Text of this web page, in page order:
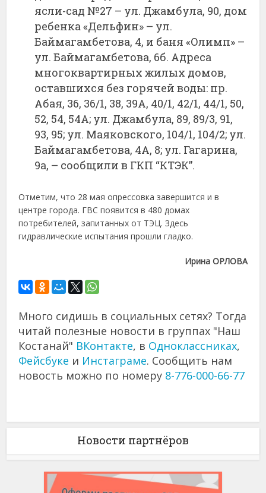
ясли-сад №27 – ул. Джамбула, 90, дом
ребенка «Дельфин» – ул.
Баймагамбетова, 4, и баня «Олимп» –
ул. Баймагамбетова, 6б. Адреса
многоквартирных жилых домов,
оставшихся без горячей воды: пр.
Абая, 36, 36/1, 38, 39А, 40/1, 42/1, 44/1, 50,
52, 54, 54А; ул. Джамбула, 89, 89/3, 91,
93, 95; ул. Маяковского, 104/1, 104/2; ул.
Баймагамбетова, 4А, 8; ул. Гагарина,
9а, – сообщили в ГКП “КТЭК”.
Отметим, что 28 мая опрессовка завершится и в
центре города. ГВС появится в 480 домах
потребителей, запитанных от ТЭЦ. Здесь
гидравлические испытания прошли гладко.
Ирина ОРЛОВА
Много сидишь в социальных сетях? Тогда
читай полезные новости в группах "Наш
Костанай" ВКонтакте, в Одноклассниках,
Фейсбуке и Инстаграме. Сообщить нам
новость можно по номеру 8-776-000-66-77
Новости партнёров